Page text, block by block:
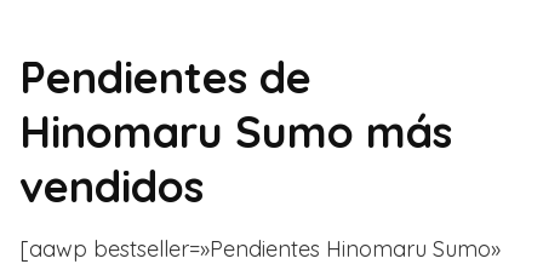
Pendientes de
Hinomaru Sumo más
vendidos
[aawp bestseller=»Pendientes Hinomaru Sumo»